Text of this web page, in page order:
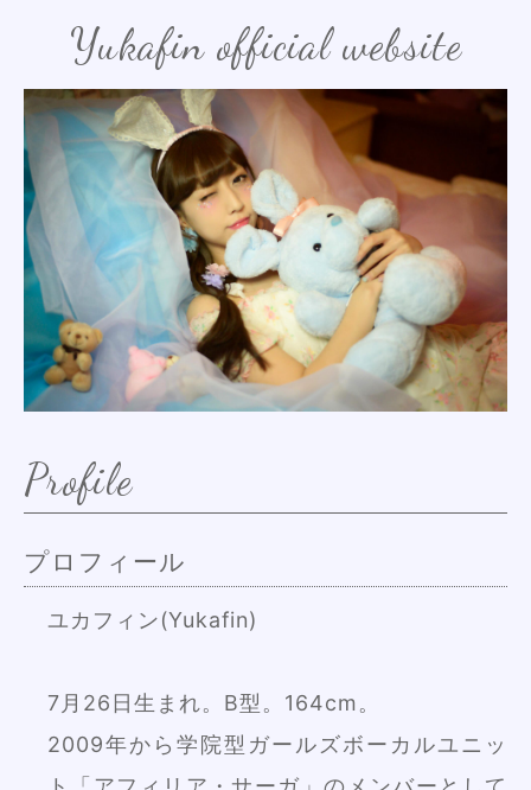
Yukafin official website
Profile
プロフィール
ユカフィン(Yukafin)
7月26日生まれ。B型。164cm。
2009年から学院型ガールズボーカルユニッ